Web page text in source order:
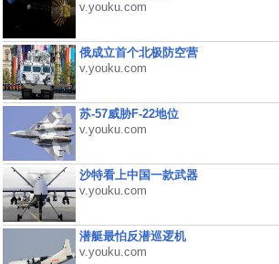
v.youku.com
俄成立首个北极防空营
v.youku.com
苏-57威胁F-22地位
v.youku.com
沙特看上中国一款武器
v.youku.com
潜艇最怕反潜巡逻机
v.youku.com